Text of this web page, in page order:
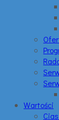
Wartości